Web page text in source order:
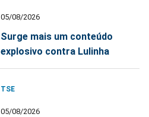
05/08/2026
Surge mais um conteúdo
explosivo contra Lulinha
TSE
05/08/2026